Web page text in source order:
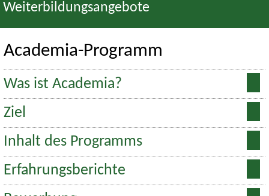
Weiterbildungsangebote
Academia-Programm
Was ist Academia?
Ziel
Inhalt des Programms
Erfahrungsberichte